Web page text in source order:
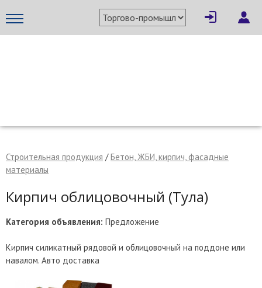
Строительная продукция /Бетон, ЖБИ, кирпич, фасадные
материалы
Кирпич облицовочный (Тула)
Категория объявления: Предложение
Кирпич силикатный рядовой и облицовочный на поддоне или
навалом. Авто доставка
× Написать поставщику